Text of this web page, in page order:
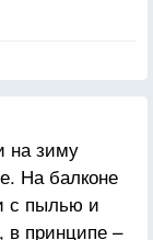
на зиму
На балконе
с пылью и
в принципе –